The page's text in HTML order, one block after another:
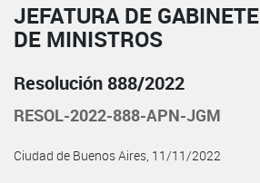
JEFATURA DE GABINETE
DE MINISTROS
Resolución 888/2022
RESOL-2022-888-APN-JGM
Ciudad de Buenos Aires, 11/11/2022